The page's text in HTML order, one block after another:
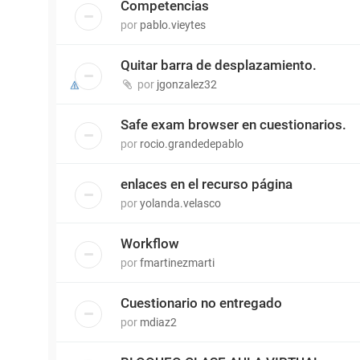
Competencias
por pablo.vieytes
Quitar barra de desplazamiento.
por jgonzalez32
Safe exam browser en cuestionarios.
por rocio.grandedepablo
enlaces en el recurso página
poryolanda.velasco
Workflow
porfmartinezmarti
Cuestionario no entregado
por mdiaz2